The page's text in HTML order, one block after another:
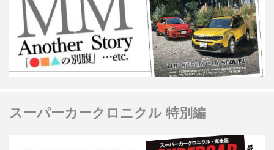
スーパーカークロニクル 特別編